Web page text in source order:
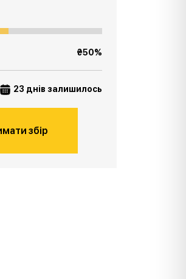
₴50%
23 днів залишилось
збір